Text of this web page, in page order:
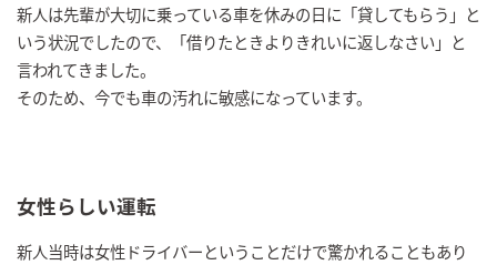
新人は先輩が大切に乗っている車を休みの日に「貸してもらう」と
いう状況でしたので、「借りたときよりきれいに返しなさい」と
言われてきました。
そのため、今でも車の汚れに敏感になっています。
女性らしい運転
新人当時は女性ドライバーということだけで驚かれることもあり